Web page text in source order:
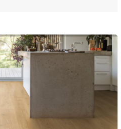
MJ3554